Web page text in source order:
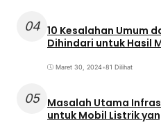
04 10 Kesalahan Umum
Dihindari untuk Hasil
Maret 30, 2024•81 Dilihat
05 Masalah Utama
untuk Mobil Listrik